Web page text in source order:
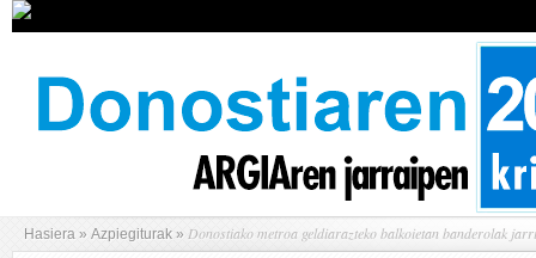
Hasiera » Azpiegiturak » Donostiako metroa geldiarazteko balkoietan banderolak